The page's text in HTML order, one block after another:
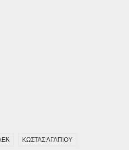
ΚΩΣΤΑΣ ΑΓΑΠΙΟΥ